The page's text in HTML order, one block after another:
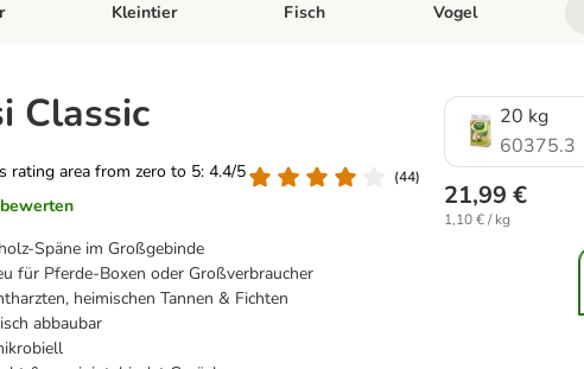
& Zubehör
Kategorie-Menü öffnen: Hundefutter & Zubehör
Kleintier Kategorie-Menü öffnen: Kleintier
Fisch Kategorie-Menü
Vogel
Classic
rating area from zero to 5: 4.4/5
(44)
Späne im Großgebinde
für Pferde-Boxen oder Großverbraucher
heimischen Tannen & Fichten
abbaubar
20 kg
60375.3
21,99 €
1,10 € / kg